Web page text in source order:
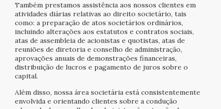
Também prestamos assistência aos nossos clientes em
atividades diárias relativas ao direito societário, tais
como: a preparação de atos societários ordinários,
incluindo alterações aos estatutos e contratos sociais,
atas de assembleia de acionistas e quotistas, atas de
reuniões de diretoria e conselho de administração,
aprovações anuais de demonstrações financeiras,
distribuição de lucros e pagamento de juros sobre o
capital.
Além disso, nossa área societária está consistentemente
envolvida e orientando clientes sobre a condução